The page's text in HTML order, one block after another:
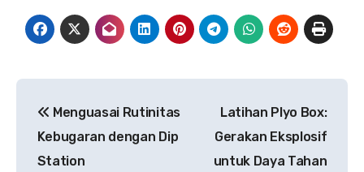
pos
Menguasai Rutinitas
Kebugaran dengan Dip
Station
Latihan Plyo Box:
Gerakan Eksplosif
untuk Daya Tahan